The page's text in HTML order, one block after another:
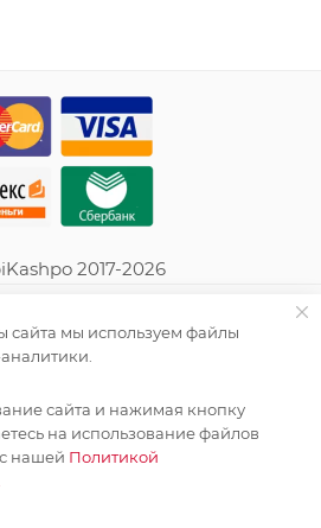
2017-2026
сайта мы используем файлы
сайта и нажимая кнопку
на использование файлов
нашей Политикой